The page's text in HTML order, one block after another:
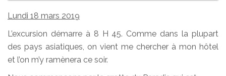
Lundi 18 mars 2019
L’excursion démarre à 8 H 45. Comme dans la plupart
des pays asiatiques, on vient me chercher à mon hôtel
et l’on m’y ramènera ce soir.